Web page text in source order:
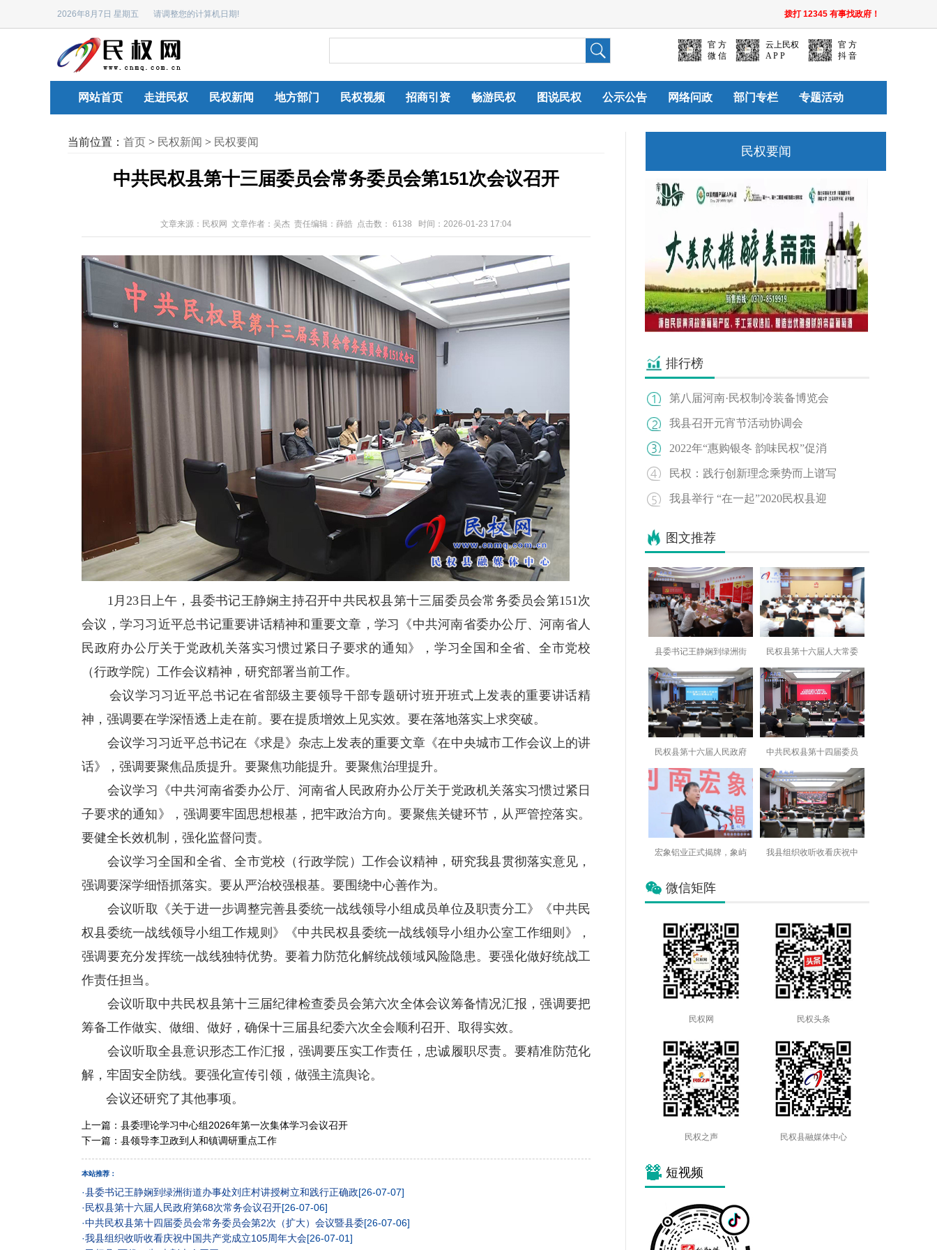
2026年8月7日 星期五 请调整您的计算机日期! 拨打 12345 有事找政府！
官 方
微 信
云上民权
A P P
官 方
抖 音
网站首页 走进民权 民权新闻 地方部门 民权视频 招商引资 畅游民权 图说民权 公示公告 网络问政 部门专栏 专题活动
当前位置： 首页 > 民权新闻 > 民权要闻
中共民权县第十三届委员会常务委员会第151次会议召开
文章来源：民权网 文章作者：吴杰 责任编辑：薛皓 点击数： 6138 时间：2026-01-23 17:04
1月23日上午，县委书记王静娴主持召开中共民权县第十三届委员会常务委员会第151次
会议，学习习近平总书记重要讲话精神和重要文章，学习《中共河南省委办公厅、河南省人
民政府办公厅关于党政机关落实习惯过紧日子要求的通知》，学习全国和全省、全市党校
（行政学院）工作会议精神，研究部署当前工作。
会议学习习近平总书记在省部级主要领导干部专题研讨班开班式上发表的重要讲话精
神，强调要在学深悟透上走在前。要在提质增效上见实效。要在落地落实上求突破。
会议学习习近平总书记在《求是》杂志上发表的重要文章《在中央城市工作会议上的讲
话》，强调要聚焦品质提升。要聚焦功能提升。要聚焦治理提升。
会议学习《中共河南省委办公厅、河南省人民政府办公厅关于党政机关落实习惯过紧日
子要求的通知》，强调要牢固思想根基，把牢政治方向。要聚焦关键环节，从严管控落实。
要健全长效机制，强化监督问责。
会议学习全国和全省、全市党校（行政学院）工作会议精神，研究我县贯彻落实意见，
强调要深学细悟抓落实。要从严治校强根基。要围绕中心善作为。
会议听取《关于进一步调整完善县委统一战线领导小组成员单位及职责分工》《中共民
权县委统一战线领导小组工作规则》《中共民权县委统一战线领导小组办公室工作细则》，
强调要充分发挥统一战线独特优势。要着力防范化解统战领域风险隐患。要强化做好统战工
作责任担当。
会议听取中共民权县第十三届纪律检查委员会第六次全体会议筹备情况汇报，强调要把
筹备工作做实、做细、做好，确保十三届县纪委六次全会顺利召开、取得实效。
会议听取全县意识形态工作汇报，强调要压实工作责任，忠诚履职尽责。要精准防范化
解，牢固安全防线。要强化宣传引领，做强主流舆论。
会议还研究了其他事项。
上一篇： 县委理论学习中心组2026年第一次集体学习会议召开
下一篇： 县领导李卫政到人和镇调研重点工作
本站推荐：
·县委书记王静娴到绿洲街道办事处刘庄村讲授树立和践行正确政[26-07-07]
· 民权县第十六届人民政府第68次常务会议召开[26-07-06]
·中共民权县第十四届委员会常务委员会第2次（扩大）会议暨县委[26-07-06]
·我县组织收听收看庆祝中国共产党成立105周年大会[26-07-01]
民权要闻
排行榜
第八届河南·民权制冷装备博览会
我县召开元宵节活动协调会
2022年“惠购银冬 韵味民权”促消
民权：践行创新理念乘势而上谱写
我县举行 “在一起”2020民权县迎
图文推荐
县委书记王静娴到绿洲街 民权县第十六届人大常委
民权县第十六届人民政府 中共民权县第十四届委员
宏象铝业正式揭牌，象屿 我县组织收听收看庆祝中
微信矩阵
民权网 民权头条
民权之声 民权县融媒体中心
短视频